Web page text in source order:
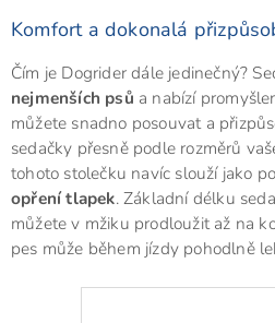
Komfort a dokonalá
Čím je Dogrider dále jedinečný?
nejmenších psů a nabízí
můžete snadno posouvat a
sedačky přesně podle rozměrů
tohoto stolečku navíc slouží jako
opření tlapek. Základní délku
můžete v mžiku prodloužit až na
pes může během jízdy pohodlně